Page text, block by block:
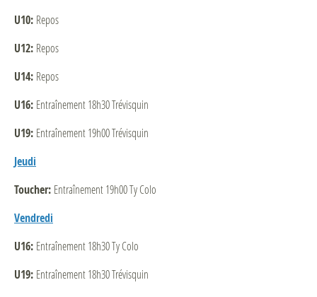
U10: Repos
U12: Repos
U14: Repos
U16: Entraînement 18h30 Trévisquin
U19: Entraînement 19h00 Trévisquin
Jeudi
Toucher: Entraînement 19h00 Ty Colo
Vendredi
U16: Entraînement 18h30 Ty Colo
U19: Entraînement 18h30 Trévisquin